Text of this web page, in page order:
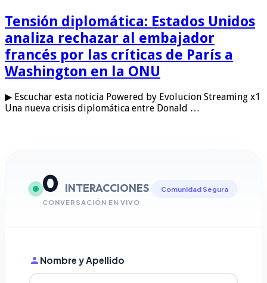
Tensión diplomática: Estados Unidos
analiza rechazar al embajador
francés por las críticas de París a
Washington en la ONU
▶ Escuchar esta noticia Powered by Evolucion Streaming x1
Una nueva crisis diplomática entre Donald …
0 INTERACCIONES
CONVERSACIÓN EN VIVO
Comunidad Segura
Nombre y Apellido